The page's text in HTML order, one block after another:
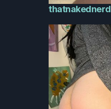
thatnakednerd